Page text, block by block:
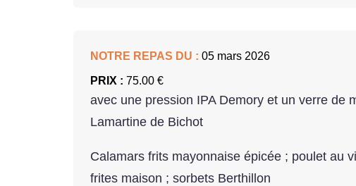
NOTRE REPAS DU : 05 mars 2026
PRIX : 75.00 €
avec une pression IPA Demory et un verre de
Lamartine de Bichot
Calamars frits mayonnaise épicée ; poulet au
frites maison ; sorbets Berthillon